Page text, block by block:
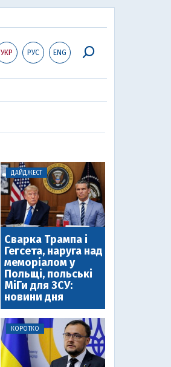
УКР РУС ENG
ДАЙДЖЕСТ
Сварка Трампа і
Гегсета, наруга над
меморіалом у
Польщі, польські
МіГи для ЗСУ:
новини дня
КОРОТКО